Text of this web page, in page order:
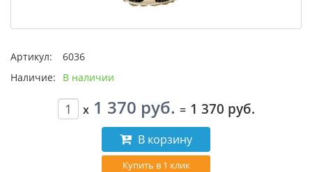
Артикул:
6036
Наличие:
В наличии
x 1 370 руб. = 1 370 руб.
В корзину
Купить в 1 клик